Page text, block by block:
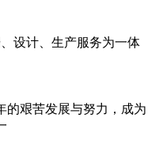
设计、生产服务为一体
的艰苦发展与努力，成为